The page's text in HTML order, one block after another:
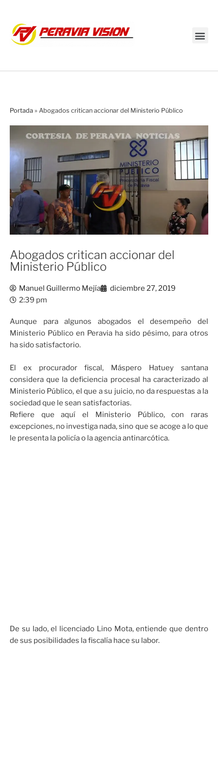
Portada » Abogados critican accionar del Ministerio Público
Abogados critican accionar del
Ministerio Público
Manuel Guillermo Mejía
diciembre 27, 2019
2:39 pm
Aunque para algunos abogados el desempeño del
Ministerio Público en Peravia ha sido pésimo, para otros
ha sido satisfactorio.
El ex procurador fiscal, Máspero Hatuey santana
considera que la deficiencia procesal ha caracterizado al
Ministerio Público, el que a su juicio, no da respuestas a la
sociedad que le sean satisfactorias.
Refiere que aquí el Ministerio Público, con raras
excepciones, no investiga nada, sino que se acoge a lo que
le presenta la policía o la agencia antinarcótica.
De su lado, el licenciado Lino Mota, entiende que dentro
de sus posibilidades la fiscalía hace su labor.